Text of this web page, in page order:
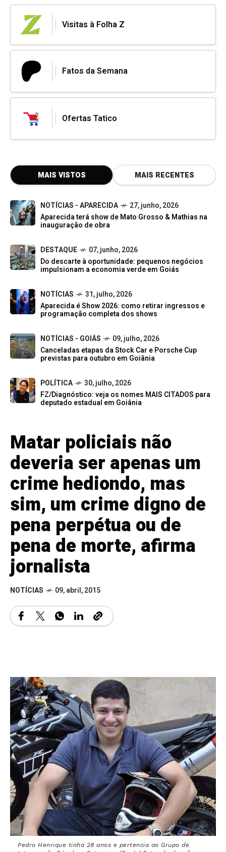
Visitas à Folha Z
Fatos da Semana
Ofertas Tatico
MAIS VISTOS MAIS RECENTES
NOTÍCIAS - APARECIDA
27, junho, 2026
Aparecida terá show de Mato Grosso & Mathias na
inauguração de obra
DESTAQUE
07, junho, 2026
Do descarte à oportunidade: pequenos negócios
impulsionam a economia verde em Goiás
NOTÍCIAS
31, julho, 2026
Aparecida é Show 2026: como retirar ingressos e
programação completa dos shows
NOTÍCIAS - GOIÁS
09, julho, 2026
Canceladas etapas da Stock Car e Porsche Cup
previstas para outubro em Goiânia
POLÍTICA
30, julho, 2026
FZ/Diagnóstico: veja os nomes MAIS CITADOS para
deputado estadual em Goiânia
Matar policiais não
deveria ser apenas um
crime hediondo, mas
sim, um crime digno de
pena perpétua ou de
pena de morte, afirma
jornalista
NOTÍCIAS 09, abril, 2015
Pedro Henrique tinha 28 anos e pertencia ao Grupo de
Intervenção Rápida e Ostensiva (Giro) / Foto: divulgação